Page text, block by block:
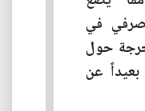
في
حول
بعيداً عن